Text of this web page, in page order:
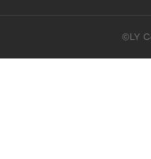
©LY
このコンテンツは掲載が終